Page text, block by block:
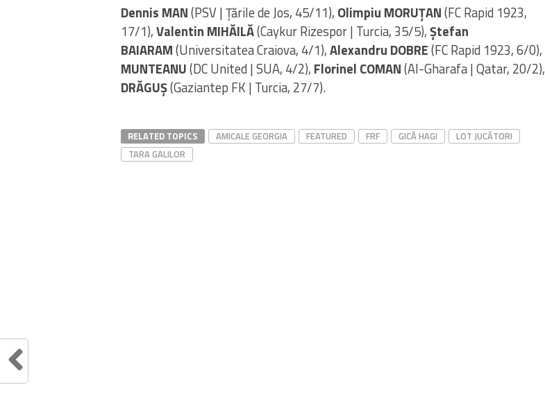
Dennis MAN(PSV | Țările de Jos, 45/11), Olimpiu MORUȚAN(FC Rapid 1923,
17/1),Valentin MIHĂILĂ(Caykur Rizespor | Turcia, 35/5),Ștefan
BAIARAM(Universitatea Craiova, 4/1),Alexandru DOBRE(FC Rapid 1923, 6/0),
MUNTEANU(DC United | SUA, 4/2), Florinel COMAN(Al-Gharafa | Qatar, 20/2),
DRĂGUȘ(Gaziantep FK | Turcia, 27/7).
RELATED TOPICS AMICALE GEORGIA FEATURED FRF GICĂ HAGI
LOT JUCĂTORI
TARA GALILOR